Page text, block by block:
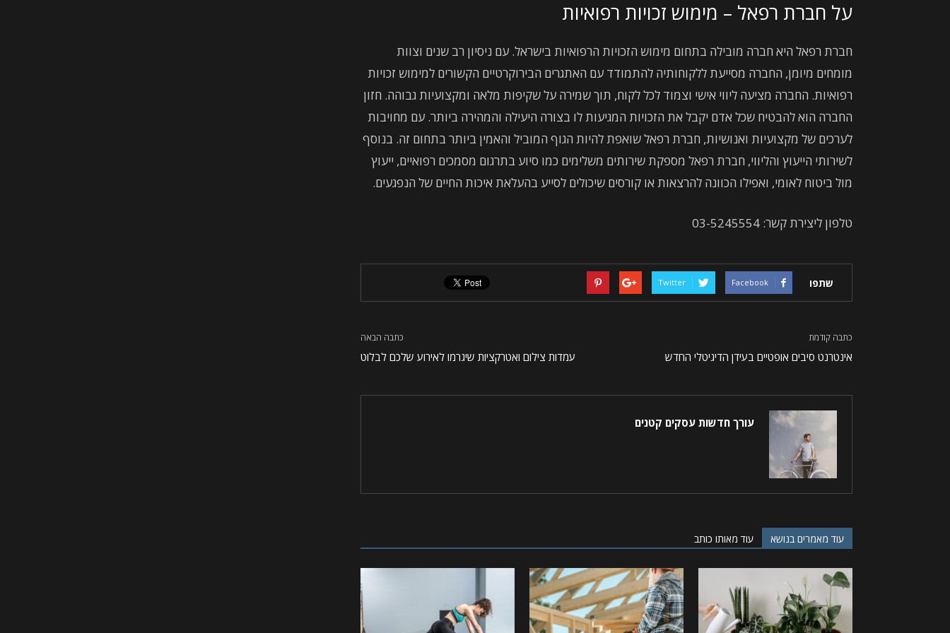
על חברת רפאל – מימוש זכויות רפואיות
חברת רפאל היא חברה מובילה בתחום מימוש הזכויות הרפואיות בישראל. עם ניסיון רב שנים וצוות
מומחים מיומן, החברה מסייעת ללקוחותיה להתמודד עם האתגרים הבירוקרטיים הקשורים למימוש זכויות
רפואיות. החברה מציעה ליווי אישי וצמוד לכל לקוח, תוך שמירה על שקיפות מלאה ומקצועיות גבוהה. חזון
החברה הוא להבטיח שכל אדם יקבל את הזכויות המגיעות לו בצורה היעילה והמהירה ביותר. עם מחויבות
לערכים של מקצועיות ואנושיות, חברת רפאל שואפת להיות הגוף המוביל והאמין ביותר בתחום זה. בנוסף
לשירותי הייעוץ והליווי, חברת רפאל מספקת שירותים משלימים כמו סיוע בתרגום מסמכים רפואיים, ייעוץ
מול ביטוח לאומי, ואפילו הכוונה להרצאות או קורסים שיכולים לסייע בהעלאת איכות החיים של הנפגעים.
טלפון ליצירת קשר: 03-5245554
שתפו Facebook
Twitter
כתבה קודמת
אינטרנט סיבים אופטיים בעידן הדיגיטלי החדש
כתבה הבאה
עמדות צילום ואטרקציות שיגרמו לאירוע שלכם לבלוט
עורך חדשות עסקים קטנים
עוד מאמרים בנושא עוד מאותו כותב